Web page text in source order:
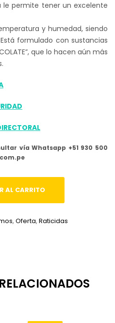
es:
S/ 260.00.
le permite tener un excelente
y humedad, siendo
formulado con sustancias
que lo hacen aún más
vía Whatsapp +51 930 500
AL CARRITO
, Oferta, Raticidas